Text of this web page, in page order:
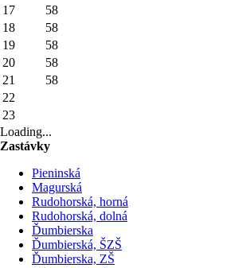
17
58
18
58
19
58
20
58
21
58
22
23
Loading...
Zastávky
Pieninská
Magurská
Rudohorská, horná
Rudohorská, dolná
Ďumbierska
Ďumbierská, ŠZŠ
Ďumbierska, ZŠ